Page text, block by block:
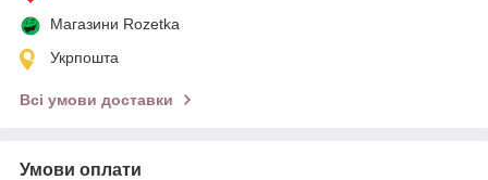
Магазини Rozetka
Укрпошта
Всі умови доставки
Умови оплати